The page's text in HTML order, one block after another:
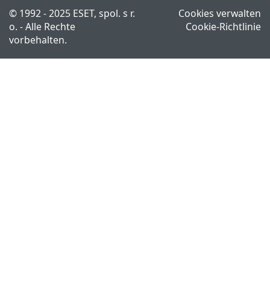
© 1992 - 2025 ESET, spol. s r.
o. - Alle Rechte
vorbehalten.
Cookies verwalten
Cookie-Richtlinie